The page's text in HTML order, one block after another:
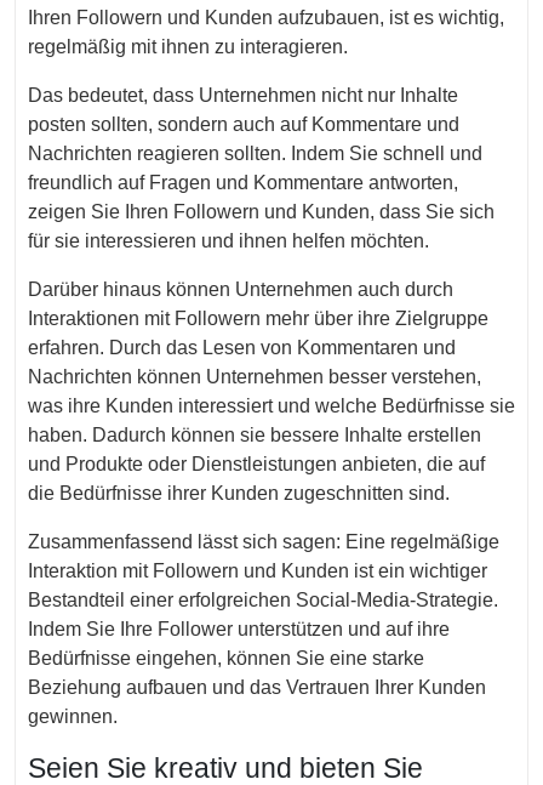
Ihren Followern und Kunden aufzubauen, ist es wichtig,
regelmäßig mit ihnen zu interagieren.
Das bedeutet, dass Unternehmen nicht nur Inhalte
posten sollten, sondern auch auf Kommentare und
Nachrichten reagieren sollten. Indem Sie schnell und
freundlich auf Fragen und Kommentare antworten,
zeigen Sie Ihren Followern und Kunden, dass Sie sich
für sie interessieren und ihnen helfen möchten.
Darüber hinaus können Unternehmen auch durch
Interaktionen mit Followern mehr über ihre Zielgruppe
erfahren. Durch das Lesen von Kommentaren und
Nachrichten können Unternehmen besser verstehen,
was ihre Kunden interessiert und welche Bedürfnisse sie
haben. Dadurch können sie bessere Inhalte erstellen
und Produkte oder Dienstleistungen anbieten, die auf
die Bedürfnisse ihrer Kunden zugeschnitten sind.
Zusammenfassend lässt sich sagen: Eine regelmäßige
Interaktion mit Followern und Kunden ist ein wichtiger
Bestandteil einer erfolgreichen Social-Media-Strategie.
Indem Sie Ihre Follower unterstützen und auf ihre
Bedürfnisse eingehen, können Sie eine starke
Beziehung aufbauen und das Vertrauen Ihrer Kunden
gewinnen.
Seien Sie kreativ und bieten Sie